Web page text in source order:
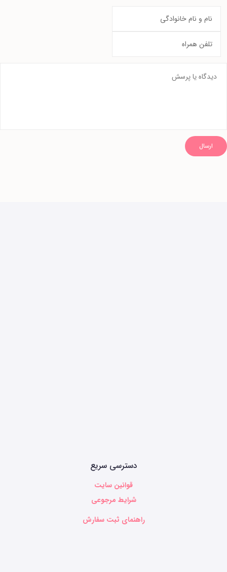
ارسال
دسترسی سریع
قوانین سایت
شرایط مرجوعی
راهنمای ثبت سفارش